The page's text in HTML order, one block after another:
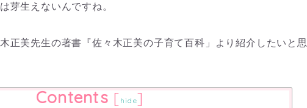
芽生えないんですね。
正美先生の著書『佐々木正美の子育て百科」より紹介したいと思
Contents [ hide]